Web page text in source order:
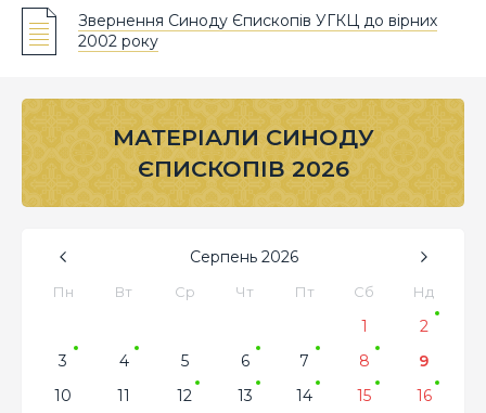
Звернення Синоду Єпископів УГКЦ до вірних
2002 року
МАТЕРІАЛИ СИНОДУ
ЄПИСКОПІВ 2026
Серпень 2026
Пн Вт Ср Чт Пт Сб Нд
1
2
3
4 5 6 7 8
9
10
11 12 13 14 15
16